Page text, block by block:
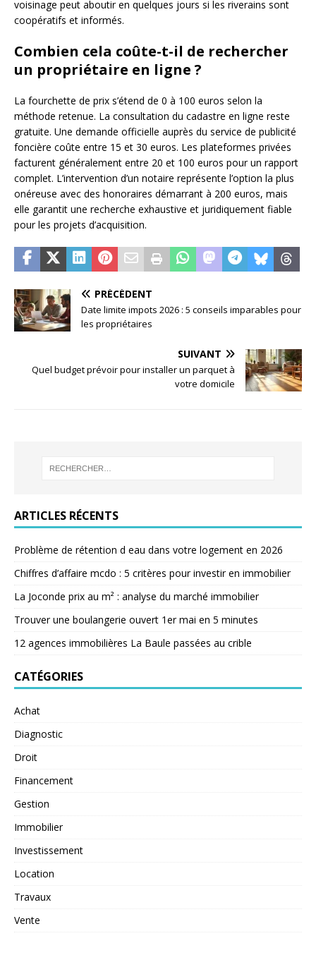
voisinage peut aboutir en quelques jours si les riverains sont
coopératifs et informés.
Combien cela coûte-t-il de rechercher
un propriétaire en ligne ?
La fourchette de prix s’étend de 0 à 100 euros selon la
méthode retenue. La consultation du cadastre en ligne reste
gratuite. Une demande officielle auprès du service de publicité
foncière coûte entre 15 et 30 euros. Les plateformes privées
facturent généralement entre 20 et 100 euros pour un rapport
complet. L’intervention d’un notaire représente l’option la plus
onéreuse avec des honoraires démarrant à 200 euros, mais
elle garantit une recherche exhaustive et juridiquement fiable
pour les projets d’acquisition.
PRÉCÉDENT
Date limite impots 2026 : 5 conseils imparables pour
les propriétaires
SUIVANT
Quel budget prévoir pour installer un parquet à
votre domicile
ARTICLES RÉCENTS
Problème de rétention d eau dans votre logement en 2026
Chiffres d’affaire mcdo : 5 critères pour investir en immobilier
La Joconde prix au m² : analyse du marché immobilier
Trouver une boulangerie ouvert 1er mai en 5 minutes
12 agences immobilières La Baule passées au crible
CATÉGORIES
Achat
Diagnostic
Droit
Financement
Gestion
Immobilier
Investissement
Location
Travaux
Vente